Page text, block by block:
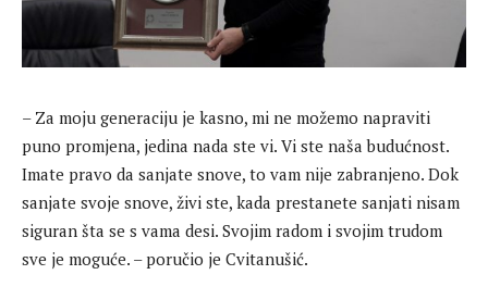
– Za moju generaciju je kasno, mi ne možemo napraviti
puno promjena, jedina nada ste vi. Vi ste naša budućnost.
Imate pravo da sanjate snove, to vam nije zabranjeno. Dok
sanjate svoje snove, živi ste, kada prestanete sanjati nisam
siguran šta se s vama desi. Svojim radom i svojim trudom
sve je moguće. – poručio je Cvitanušić.